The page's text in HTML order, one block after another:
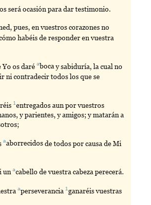
será ocasión para dar testimonio.
, pues, en vuestros corazones no
habéis de responder en vuestra
Yo os daréabocay sabiduría, la cual no
ni contradecir todos los que se
1entregadosaun por vuestros
y parientes, y amigos; y matarán a
aaborrecidosde todos por causa de Mi
unacabello de vuestra cabeza perecerá.
aperseverancia 1ganaréisvuestras